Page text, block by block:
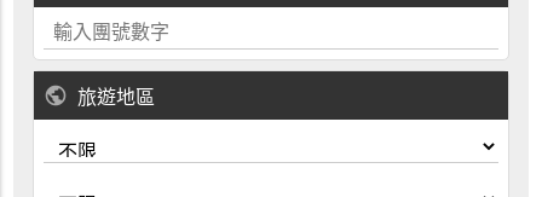
public 旅遊地區